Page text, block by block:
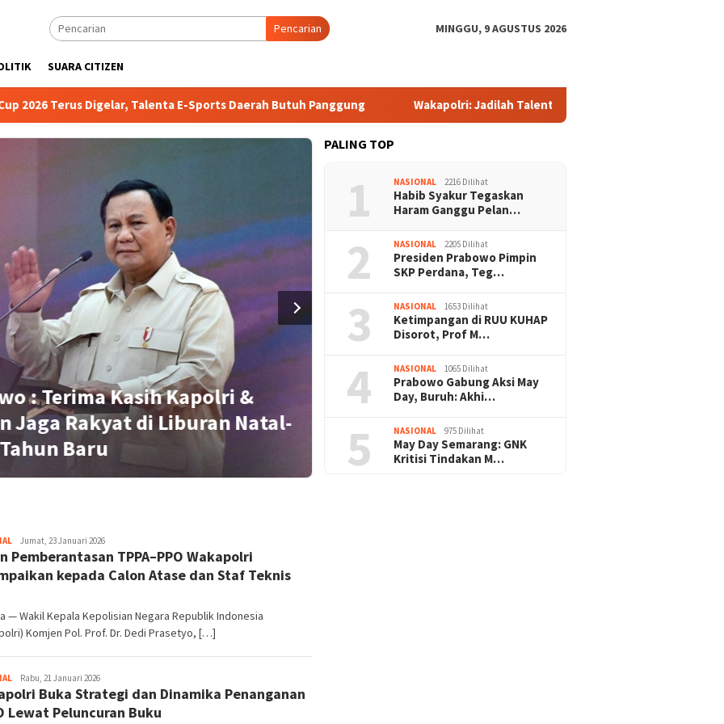
Pencarian MINGGU, 9 AGUSTUS 2026
SUARA CITIZEN
Terus Digelar, Talenta E-Sports Daerah Butuh Panggung Wakapolri: Jadilah Talenta Digital, Bukan Sekadar Penonton
: Terima Kasih Kapolri &
Jaga Rakyat di Liburan Natal-
Tahun Baru
Pengamanan Natal & Mudik Nataru
Sukses, Umat Kristiani Apresiasi :
Redaktur
Jumat, 23 Januari 2026
Pemberantasan TPPA–PPO Wakapolri
kepada Calon Atase dan Staf Teknis
— Wakil Kepala Kepolisian Negara Republik Indonesia
Komjen Pol. Prof. Dr. Dedi Prasetyo, […]
Redaktur
Rabu, 21 Januari 2026
Buka Strategi dan Dinamika Penanganan
Lewat Peluncuran Buku
PALING TOP
1 NASIONAL 2216 Dilihat
Habib Syakur Tegaskan
Haram Ganggu Pelan…
2 NASIONAL 2205 Dilihat
Presiden Prabowo Pimpin
SKP Perdana, Teg…
3 NASIONAL 1653 Dilihat
Ketimpangan di RUU KUHAP
Disorot, Prof M…
4 NASIONAL 1065 Dilihat
Prabowo Gabung Aksi May
Day, Buruh: Akhi…
5 NASIONAL 975 Dilihat
May Day Semarang: GNK
Kritisi Tindakan M…